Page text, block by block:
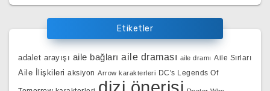
Etiketler
adalet arayışı aile bağları aile draması aile dramı Aile Sırları
Aile İlişkileri aksiyon Arrow karakterleri DC's Legends Of